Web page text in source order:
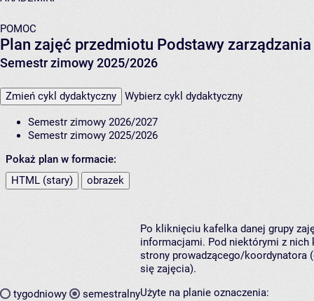
POMOC
Plan zajęć przedmiotu Podstawy
Semestr zimowy 2025/2026
Zmień cykl dydaktyczny Wybierz cykl dydaktyczny
Semestr zimowy 2026/2027
Semestr zimowy 2025/2026
Pokaż plan w formacie:
HTML (stary)
obrazek
tygodniowy semestralny
Po kliknięciu kafelka danej grupy
informacjami. Pod niektórymi z nich
strony prowadzącego/koordynatora
się zajęcia).
Użyte na planie oznaczenia: